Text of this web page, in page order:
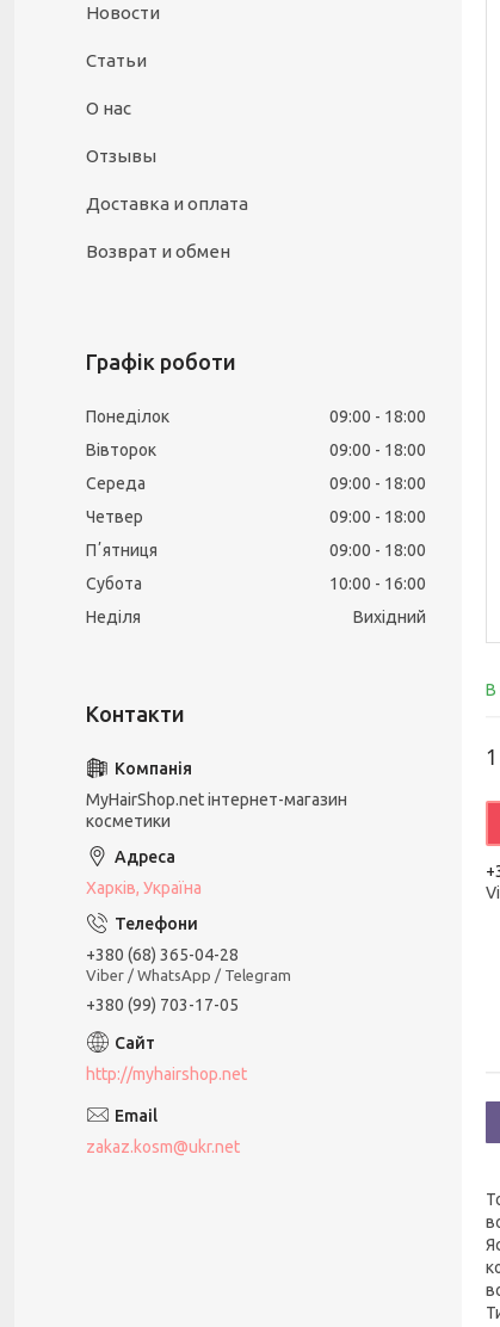
В
Новости
Статьи
О нас
Отзывы
Доставка и оплата
Возврат и обмен
Графік роботи
Понеділок 09:00
18:00
Вівторок
09:00
18:00
Середа
09:00
18:00
Четвер
09:00
18:00
Пʼятниця
09:00
18:00
Субота
10:00
16:00
Неділя
Вихідний
MyHairShop.net інтернет-магазин
косметики
Харків, Україна
+380 (68) 365-04-28
Viber / WhatsApp / Telegram
+380 (99) 703-17-05
http://myhairshop.net
zakaz.kosm@ukr.net